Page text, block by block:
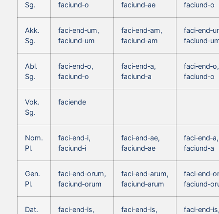
Sg.
faciund‑o
faciund‑ae
faciund‑o
Akk.
Sg.
faci‑end‑um,
faciund‑um
faci‑end‑am,
faciund‑am
Abl.
Sg.
faci‑end‑o,
faciund‑o
faci‑end‑a,
faciund‑a
faci‑end‑o,
faciund‑o
Vok.
Sg.
faciende
Nom.
Pl.
faci‑end‑i,
faciund‑i
faci‑end‑ae,
faciund‑ae
faci‑end‑a,
faciund‑a
Gen.
Pl.
faci‑end‑orum,
faciund‑orum
faci‑end‑arum,
faciund‑arum
Dat.
faci‑end‑is,
faci‑end‑is,